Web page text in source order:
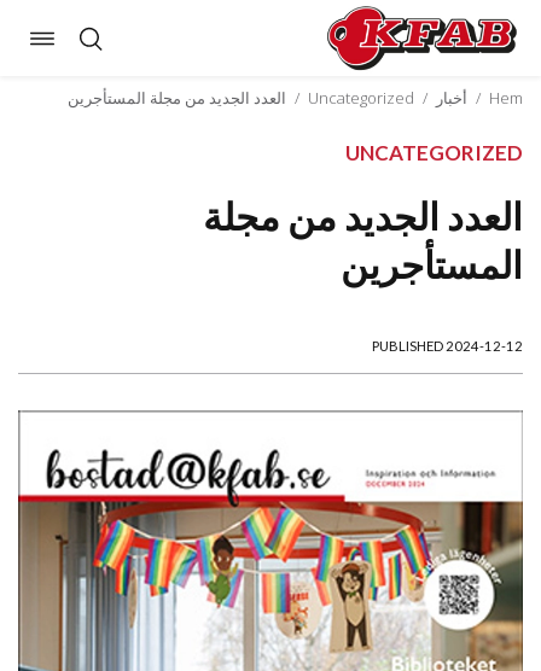
Skip
content
Hem
/ أخبار /
Uncategorized
/ العدد الجديد من مجلة المستأجرين
UNCATEGORIZED
العدد الجديد من مجلة
المستأجرين
PUBLISHED 2024-12-12